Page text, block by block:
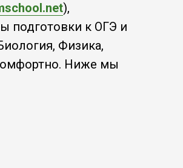
),
подготовки к ОГЭ и
Физика,
Ниже мы